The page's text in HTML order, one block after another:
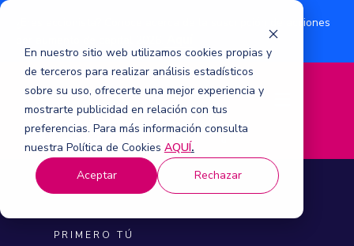
En nuestro sitio web utilizamos cookies propias y
de terceros para realizar análisis estadísticos
sobre su uso, ofrecerte una mejor experiencia y
mostrarte publicidad en relación con tus
preferencias. Para más información consulta
nuestra Política de Cookies AQUÍ.
Aceptar
Rechazar
¿Eres accionista? Conoce acerca de la suscripción de acciones
M
e
n
PRIMERO TÚ